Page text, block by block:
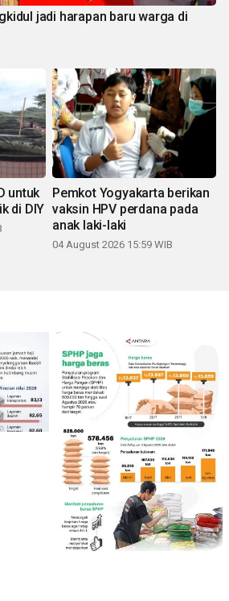
jadi harapan baru warga di
untuk
di DIY
Pemkot Yogyakarta berikan
vaksin HPV perdana pada
anak laki-laki
04 August 2026 15:59 WIB